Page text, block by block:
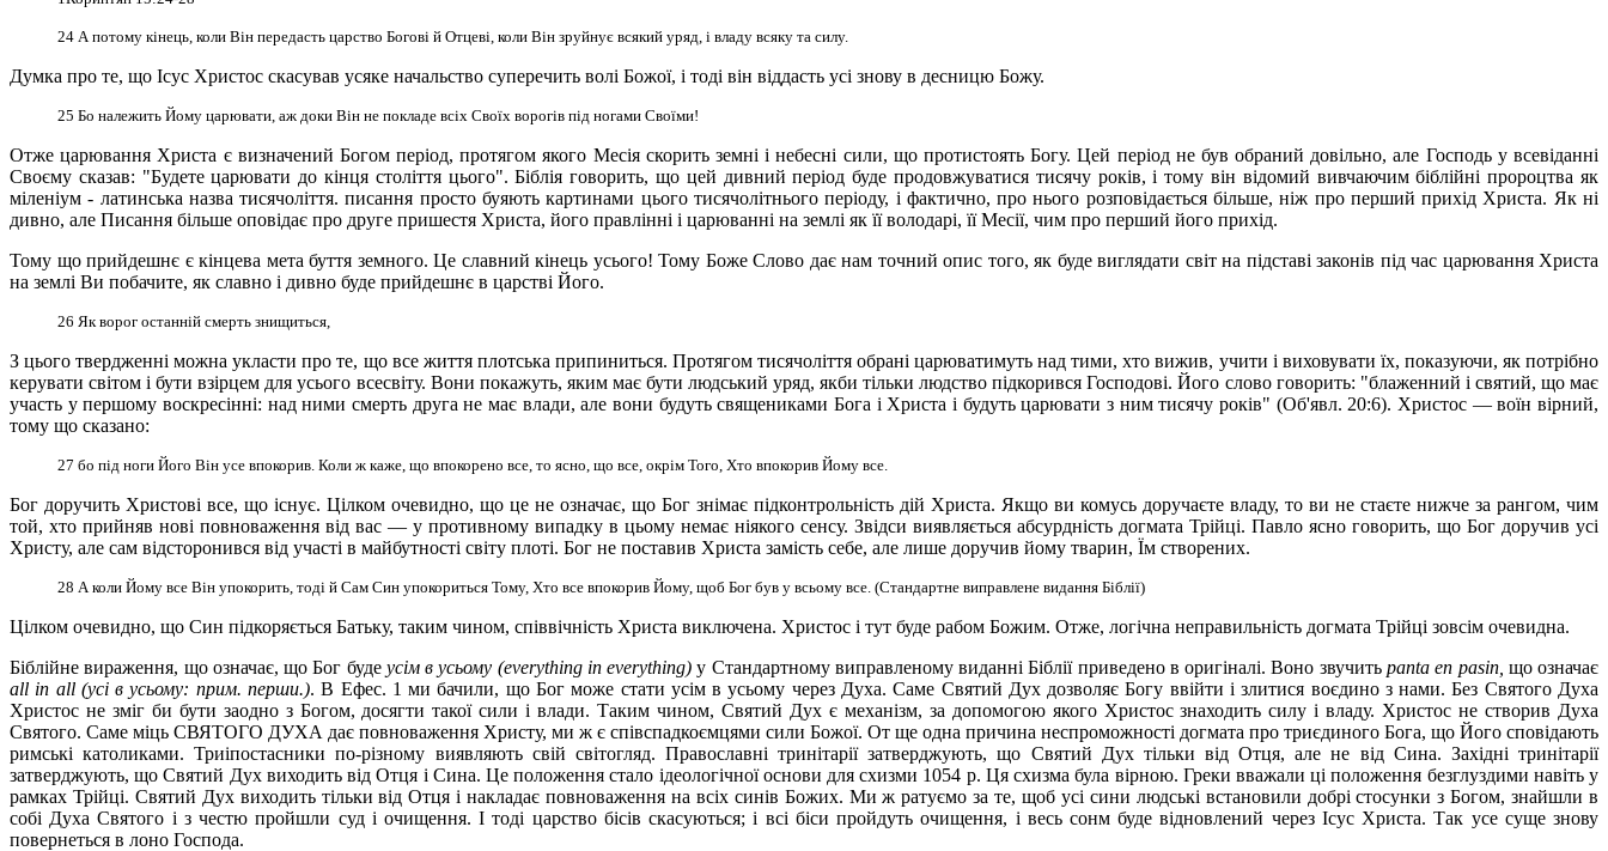
24 А потому кінець, коли Він передасть царство Богові й Отцеві, коли Він зруйнує всякий уряд, і владу всяку та силу.
Думка про те, що Ісус Христос скасував усяке начальство суперечить волі Божої, і тоді він віддасть усі знову в десницю Божу.
25 Бо належить Йому царювати, аж доки Він не покладе всіх Своїх ворогів під ногами Своїми!
Отже царювання Христа є визначений Богом період, протягом якого Месія скорить земні і небесні сили, що протистоять Богу. Цей період не був обраний довільно, але Господь у всевіданні
Своєму сказав: "Будете царювати до кінця століття цього". Біблія говорить, що цей дивний період буде продовжуватися тисячу років, і тому він відомий вивчаючим біблійні пророцтва як
міленіум - латинська назва тисячоліття. писання просто буяють картинами цього тисячолітнього періоду, і фактично, про нього розповідається більше, ніж про перший прихід Христа. Як ні
дивно, але Писання більше оповідає про друге пришестя Христа, його правлінні і царюванні на землі як її володарі, її Месії, чим про перший його прихід.
Тому що прийдешнє є кінцева мета буття земного. Це славний кінець усього! Тому Боже Слово дає нам точний опис того, як буде виглядати світ на підставі законів під час царювання Христа
на землі Ви побачите, як славно і дивно буде прийдешнє в царстві Його.
26 Як ворог останній смерть знищиться,
З цього твердженні можна укласти про те, що все життя плотська припиниться. Протягом тисячоліття обрані царюватимуть над тими, хто вижив, учити і виховувати їх, показуючи, як потрібно
керувати світом і бути взірцем для усього всесвіту. Вони покажуть, яким має бути людський уряд, якби тільки людство підкорився Господові. Його слово говорить: "блаженний і святий, що має
участь у першому воскресінні: над ними смерть друга не має влади, але вони будуть священиками Бога і Христа і будуть царювати з ним тисячу років" (Об'явл. 20:6). Христос — воїн вірний,
тому що сказано:
27 бо під ноги Його Він усе впокорив. Коли ж каже, що впокорено все, то ясно, що все, окрім Того, Хто впокорив Йому все.
Бог доручить Христові все, що існує. Цілком очевидно, що це не означає, що Бог знімає підконтрольність дій Христа. Якщо ви комусь доручаєте владу, то ви не стаєте нижче за рангом, чим
той, хто прийняв нові повноваження від вас — у противному випадку в цьому немає ніякого сенсу. Звідси виявляється абсурдність догмата Трійці. Павло ясно говорить, що Бог доручив усі
Христу, але сам відсторонився від участі в майбутності світу плоті. Бог не поставив Христа замість себе, але лише доручив йому тварин, Їм створених.
28 А коли Йому все Він упокорить, тоді й Сам Син упокориться Тому, Хто все впокорив Йому, щоб Бог був у всьому все. (Стандартне виправлене видання Біблії)
Цілком очевидно, що Син підкоряється Батьку, таким чином, співвічність Христа виключена. Христос і тут буде рабом Божим. Отже, логічна неправильність догмата Трійці зовсім очевидна.
Біблійне вираження, що означає, що Бог буде усім в усьому (everything in everything) у Стандартному виправленому виданні Біблії приведено в оригіналі. Воно звучить panta en pasin, що означає
all in all (усі в усьому: прим. перши.). В Ефес. 1 ми бачили, що Бог може стати усім в усьому через Духа. Саме Святий Дух дозволяє Богу ввійти і злитися воєдино з нами. Без Святого Духа
Христос не зміг би бути заодно з Богом, досягти такої сили і влади. Таким чином, Святий Дух є механізм, за допомогою якого Христос знаходить силу і владу. Христос не створив Духа
Святого. Саме міць СВЯТОГО ДУХА дає повноваження Христу, ми ж є співспадкоємцями сили Божої. От ще одна причина неспроможності догмата про триєдиного Бога, що Його сповідають
римські католиками. Триіпостасники по-різному виявляють свій світогляд. Православні тринітарії затверджують, що Святий Дух тільки від Отця, але не від Сина. Західні тринітарії
затверджують, що Святий Дух виходить від Отця і Сина. Це положення стало ідеологічної основи для схизми 1054 р. Ця схизма була вірною. Греки вважали ці положення безглуздими навіть у
рамках Трійці. Святий Дух виходить тільки від Отця і накладає повноваження на всіх синів Божих. Ми ж ратуємо за те, щоб усі сини людські встановили добрі стосунки з Богом, знайшли в
собі Духа Святого і з честю пройшли суд і очищення. І тоді царство бісів скасуються; і всі біси пройдуть очищення, і весь сонм буде відновлений через Ісус Христа. Так усе суще знову
повернеться в лоно Господа.